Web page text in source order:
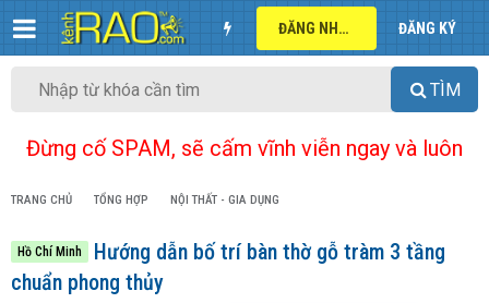
ĐĂNG NHẬP ĐĂNG KÝ
TÌM
Đừng cố SPAM, sẽ cấm vĩnh viễn ngay và luôn
TRANG CHỦ TỔNG HỢP NỘI THẤT - GIA DỤNG
Hồ Chí Minh
Hướng dẫn bố trí bàn thờ gỗ tràm 3 tầng
chuẩn phong thủy